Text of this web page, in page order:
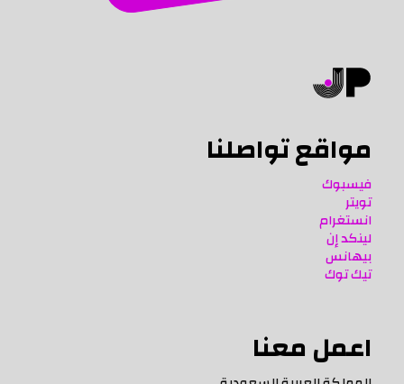
مواقع تواصلنا
فيسبوك
تويتر
انستغرام
لينكد إن
بيهانس
تيك توك
اعمل معنا